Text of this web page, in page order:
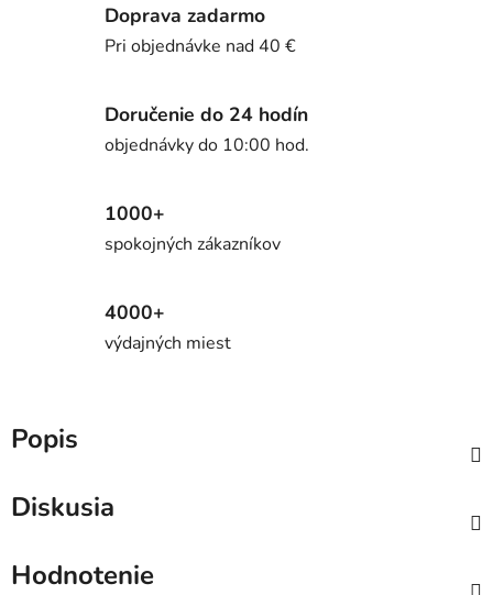
Doprava zadarmo
Pri objednávke nad 40 €
Doručenie do 24 hodín
objednávky do 10:00 hod.
1000+
spokojných zákazníkov
4000+
výdajných miest
Popis
Diskusia
Hodnotenie